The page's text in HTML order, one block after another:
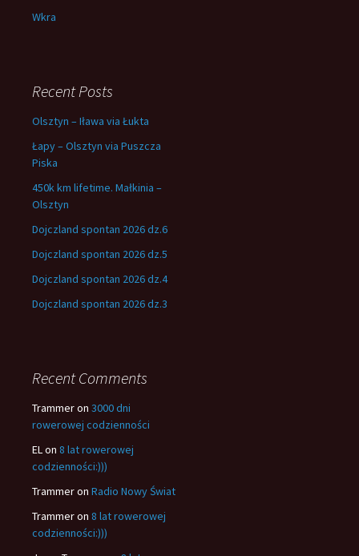
Wkra
Recent Posts
Olsztyn – Iława via Łukta
Łapy – Olsztyn via Puszcza
Piska
450k km lifetime. Małkinia –
Olsztyn
Dojczland spontan 2026 dz.6
Dojczland spontan 2026 dz.5
Dojczland spontan 2026 dz.4
Dojczland spontan 2026 dz.3
Recent Comments
Trammeron 3000 dni
rowerowej codzienności
ELon 8 lat rowerowej
codzienności:)))
Trammeron Radio Nowy Świat
Trammeron 8 lat rowerowej
codzienności:)))